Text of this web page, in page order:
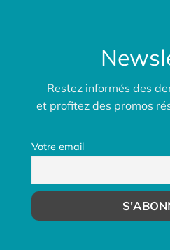
Restez informés des
et profitez des promos
Votre email